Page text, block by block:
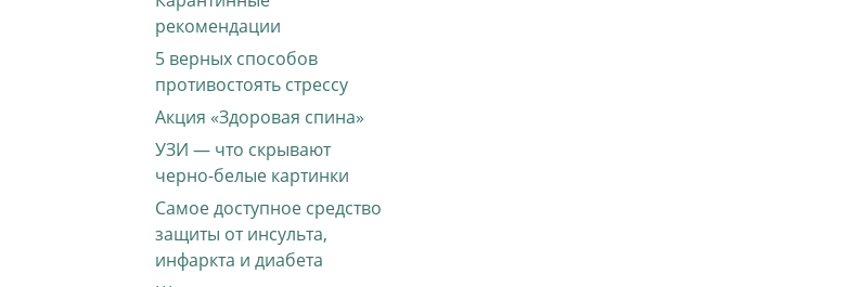
рекомендации
5 верных способов
противостоять стрессу
Акция «Здоровая спина»
УЗИ — что скрывают
черно-белые картинки
Самое доступное средство
защиты от инсульта,
инфаркта и диабета